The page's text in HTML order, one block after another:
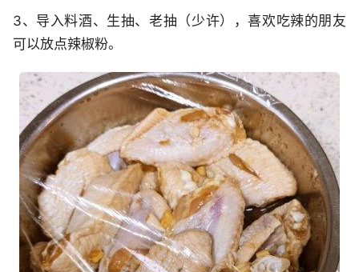
3、导入料酒、生抽、老抽（少许），喜欢吃辣的朋友
可以放点辣椒粉。